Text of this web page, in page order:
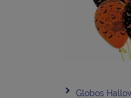
Globos